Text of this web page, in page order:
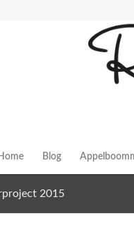
Home Blog
2015